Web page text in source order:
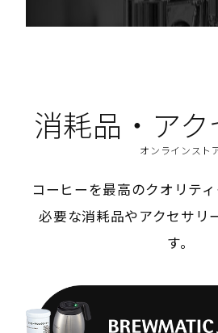
消耗品・ア
オンラインスト
コーヒーを最高のクオリティ
必要な消耗品やアクセサリ
す。